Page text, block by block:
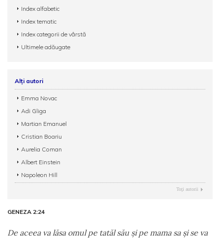
Index alfabetic
Index tematic
Index categorii de vârstă
Ultimele adăugate
Alți autori
Emma Novac
Adi Gliga
Martian Emanuel
Cristian Boariu
Aurelia Coman
Albert Einstein
Napoleon Hill
Toţi autorii
GENEZA 2:24
De aceea va lăsa omul pe tatăl său şi pe mama sa şi se va